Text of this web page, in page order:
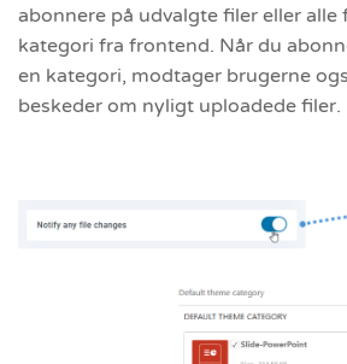
abonnere på udvalgte filer eller alle
kategori fra frontend. Når du
en kategori, modtager brugerne
beskeder om nyligt uploadede filer.